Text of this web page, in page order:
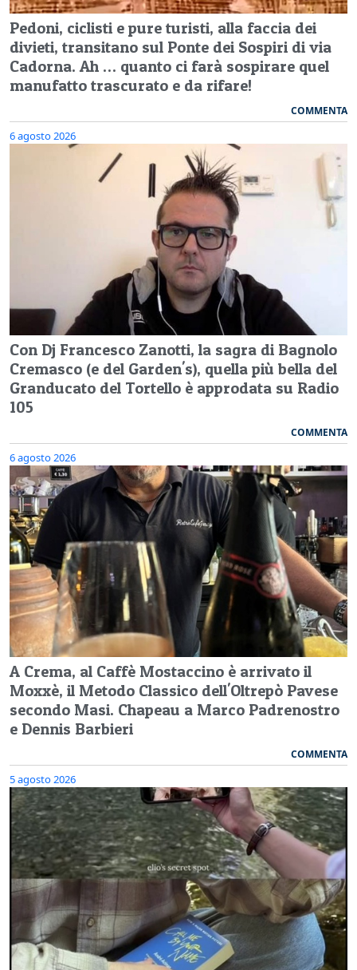
Pedoni, ciclisti e pure turisti, alla faccia dei
divieti, transitano sul Ponte dei Sospiri di via
Cadorna. Ah … quanto ci farà sospirare quel
manufatto trascurato e da rifare!
COMMENTA
6 agosto 2026
Con Dj Francesco Zanotti, la sagra di Bagnolo
Cremasco (e del Garden's), quella più bella del
Granducato del Tortello è approdata su Radio
105
COMMENTA
6 agosto 2026
A Crema, al Caffè Mostaccino è arrivato il
Moxxè, il Metodo Classico dell'Oltrepò Pavese
secondo Masi. Chapeau a Marco Padrenostro
e Dennis Barbieri
COMMENTA
5 agosto 2026